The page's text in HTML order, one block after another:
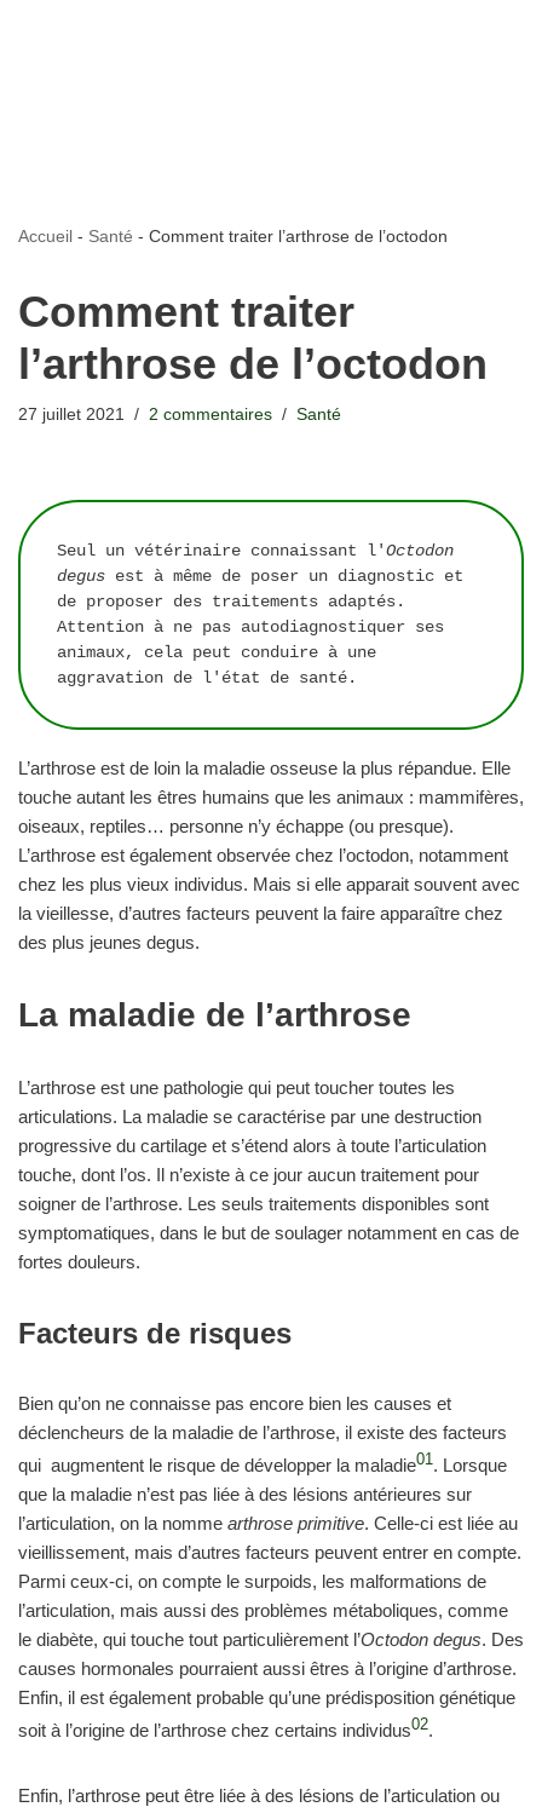
Accueil - Santé - Comment traiter l’arthrose de l’octodon
Comment traiter
l’arthrose de l’octodon
27 juillet 2021 2 commentaires Santé
Seul un vétérinaire connaissant l' Octodon
degus est à même de poser un diagnostic et
de proposer des traitements adaptés.
Attention à ne pas autodiagnostiquer ses
animaux, cela peut conduire à une
aggravation de l'état de santé.
L’arthrose est de loin la maladie osseuse la plus répandue. Elle
touche autant les êtres humains que les animaux : mammifères,
oiseaux, reptiles… personne n’y échappe (ou presque).
L’arthrose est également observée chez l’octodon, notamment
chez les plus vieux individus. Mais si elle apparait souvent avec
la vieillesse, d’autres facteurs peuvent la faire apparaître chez
des plus jeunes degus.
La maladie de l’arthrose
L’arthrose est une pathologie qui peut toucher toutes les
articulations. La maladie se caractérise par une destruction
progressive du cartilage et s’étend alors à toute l’articulation
touche, dont l’os. Il n’existe à ce jour aucun traitement pour
soigner de l’arthrose. Les seuls traitements disponibles sont
symptomatiques, dans le but de soulager notamment en cas de
fortes douleurs.
Facteurs de risques
Bien qu’on ne connaisse pas encore bien les causes et
déclencheurs de la maladie de l’arthrose, il existe des facteurs
qui augmentent le risque de développer la maladie01. Lorsque
que la maladie n’est pas liée à des lésions antérieures sur
l’articulation, on la nomme arthrose primitive. Celle-ci est liée au
vieillissement, mais d’autres facteurs peuvent entrer en compte.
Parmi ceux-ci, on compte le surpoids, les malformations de
l’articulation, mais aussi des problèmes métaboliques, comme
le diabète, qui touche tout particulièrement l’Octodon degus. Des
causes hormonales pourraient aussi êtres à l’origine d’arthrose.
Enfin, il est également probable qu’une prédisposition génétique
soit à l’origine de l’arthrose chez certains individus02.
Enfin, l’arthrose peut être liée à des lésions de l’articulation ou